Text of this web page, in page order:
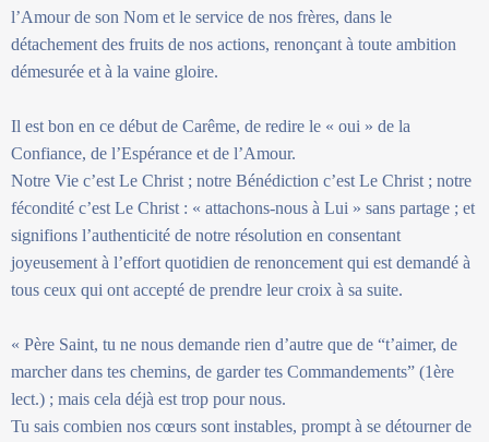
l’Amour de son Nom et le service de nos frères, dans le
détachement des fruits de nos actions, renonçant à toute ambition
démesurée et à la vaine gloire.
Il est bon en ce début de Carême, de redire le « oui » de la
Confiance, de l’Espérance et de l’Amour.
Notre Vie c’est Le Christ ; notre Bénédiction c’est Le Christ ; notre
fécondité c’est Le Christ : « attachons-nous à Lui » sans partage ; et
signifions l’authenticité de notre résolution en consentant
joyeusement à l’effort quotidien de renoncement qui est demandé à
tous ceux qui ont accepté de prendre leur croix à sa suite.
« Père Saint, tu ne nous demande rien d’autre que de “t’aimer, de
marcher dans tes chemins, de garder tes Commandements” (1ère
lect.) ; mais cela déjà est trop pour nous.
Tu sais combien nos cœurs sont instables, prompt à se détourner de